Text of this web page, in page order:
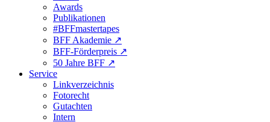
Awards
Publikationen
#BFFmastertapes
BFF Akademie ↗︎
BFF-Förderpreis ↗︎
50 Jahre BFF ↗︎
Service
Linkverzeichnis
Fotorecht
Gutachten
Intern